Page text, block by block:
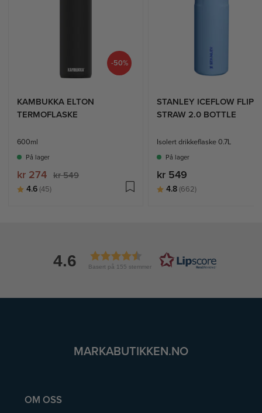
-50%
KAMBUKKA ELTON
TERMOFLASKE
600ml
På lager
kr 274 kr 549
Karakter:
4.6(45)av 5 mulige
STANLEY ICEFLOW FLIP
STRAW 2.0 BOTTLE
Isolert drikkeflaske 0.7L
På lager
kr 549
Karakter:
4.8 (662)
4.6 Basert på 155 stemmer
MARKABUTIKKEN.NO
OM OSS